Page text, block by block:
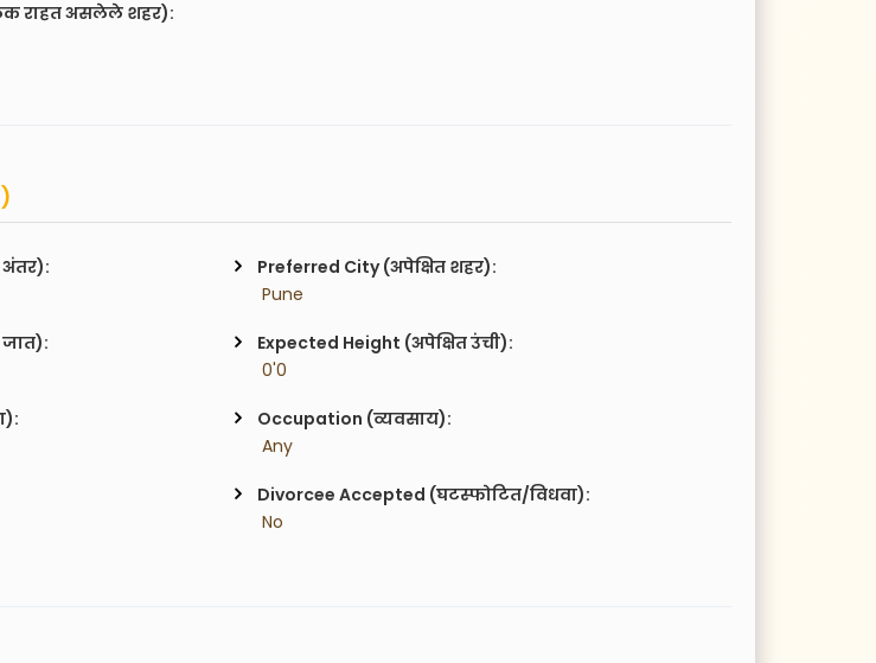
राहत असलेले शहर):
Preferred City (अपेक्षित शहर):
Pune
जात):
Expected Height (अपेक्षित उंची):
0'0
Occupation (व्यवसाय):
Any
Divorcee Accepted (घटस्फोटित/विधवा):
No